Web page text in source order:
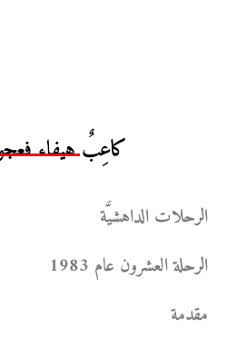
كاعِبٌ هيفاء
الرحلات الداهشيَّة
الرحلة العشرون عام 1983
مقدمة